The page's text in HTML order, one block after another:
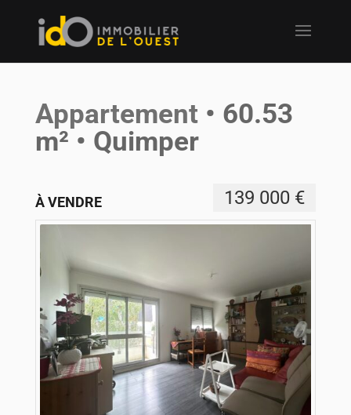
Appartement• 60.53
m² • Quimper
À VENDRE 139 000 €